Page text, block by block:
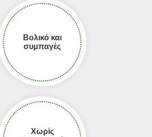
Βολικό και
συμπαγές
Χωρίς